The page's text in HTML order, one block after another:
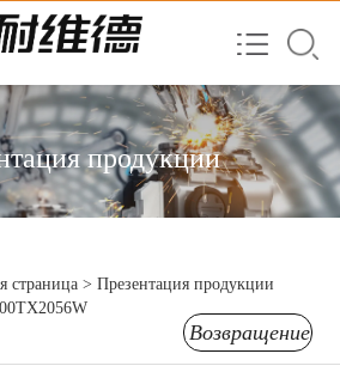
продукции
страница > Презентация продукции
Возвращение